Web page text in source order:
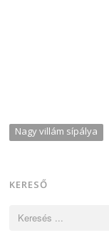
Nagy villám sípálya
KERESŐ